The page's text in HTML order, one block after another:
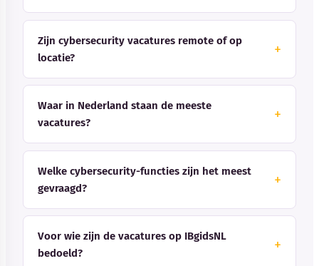
Zijn cybersecurity vacatures remote of op
locatie?
Waar in Nederland staan de meeste
vacatures?
Welke cybersecurity-functies zijn het meest
gevraagd?
Voor wie zijn de vacatures op IBgidsNL
bedoeld?